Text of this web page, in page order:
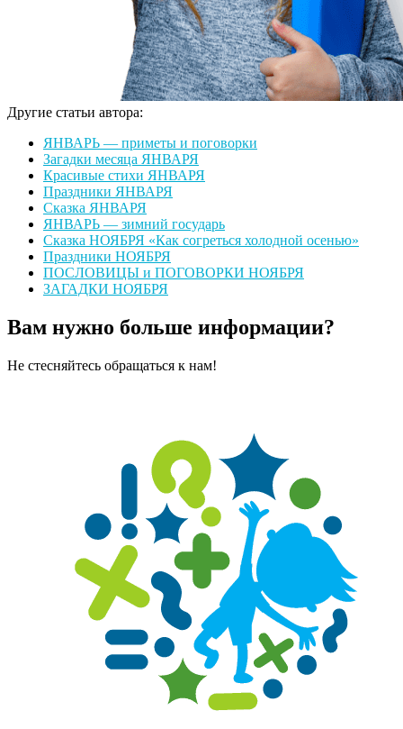
Другие статьи автора:
ЯНВАРЬ — приметы и поговорки
Загадки месяца ЯНВАРЯ
Красивые стихи ЯНВАРЯ
Праздники ЯНВАРЯ
Сказка ЯНВАРЯ
ЯНВАРЬ — зимний государь
Сказка НОЯБРЯ «Как согреться холодной осенью»
Праздники НОЯБРЯ
ПОСЛОВИЦЫ и ПОГОВОРКИ НОЯБРЯ
ЗАГАДКИ НОЯБРЯ
Вам нужно больше информации?
Не стесняйтесь обращаться к нам!